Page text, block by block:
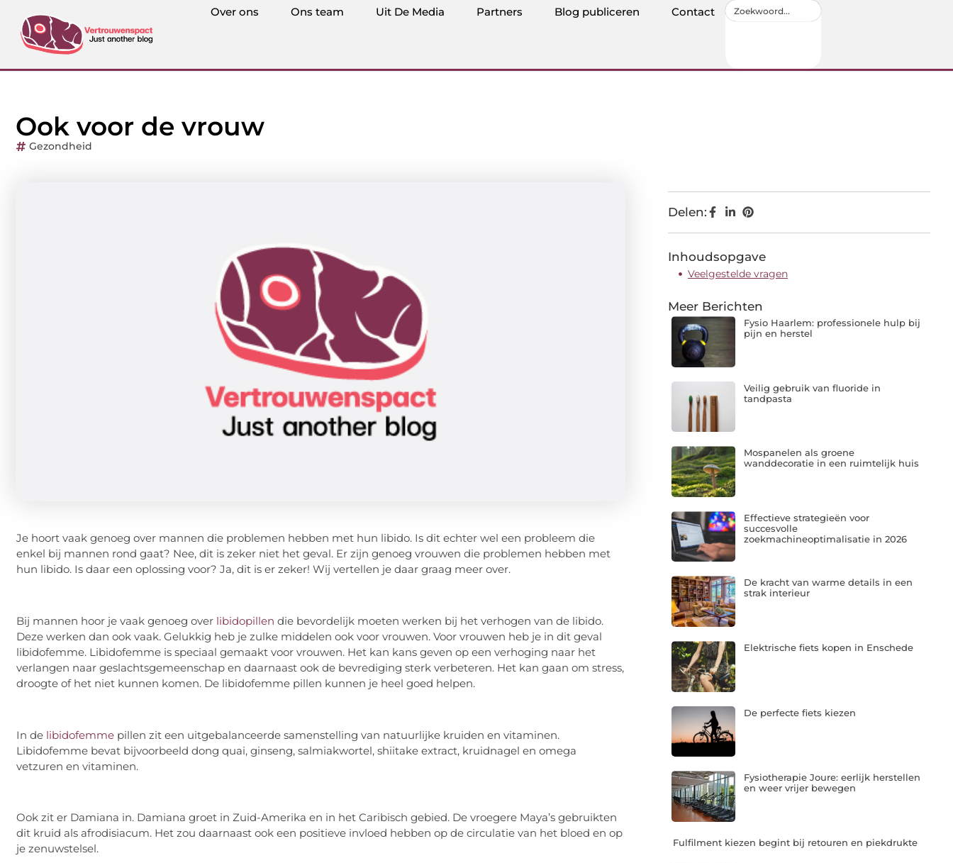
Over ons Ons team Uit De Media Partners Blog publiceren Contact
Ook voor de vrouw
Gezondheid
Je hoort vaak genoeg over mannen die problemen hebben met hun libido. Is dit echter wel een probleem die
enkel bij mannen rond gaat? Nee, dit is zeker niet het geval. Er zijn genoeg vrouwen die problemen hebben met
hun libido. Is daar een oplossing voor? Ja, dit is er zeker! Wij vertellen je daar graag meer over.
Bij mannen hoor je vaak genoeg over libidopillen die bevordelijk moeten werken bij het verhogen van de libido.
Deze werken dan ook vaak. Gelukkig heb je zulke middelen ook voor vrouwen. Voor vrouwen heb je in dit geval
libidofemme. Libidofemme is speciaal gemaakt voor vrouwen. Het kan kans geven op een verhoging naar het
verlangen naar geslachtsgemeenschap en daarnaast ook de bevrediging sterk verbeteren. Het kan gaan om stress,
droogte of het niet kunnen komen. De libidofemme pillen kunnen je heel goed helpen.
In de libidofemme pillen zit een uitgebalanceerde samenstelling van natuurlijke kruiden en vitaminen.
Libidofemme bevat bijvoorbeeld dong quai, ginseng, salmiakwortel, shiitake extract, kruidnagel en omega
vetzuren en vitaminen.
Ook zit er Damiana in. Damiana groet in Zuid-Amerika en in het Caribisch gebied. De vroegere Maya’s gebruikten
dit kruid als afrodisiacum. Het zou daarnaast ook een positieve invloed hebben op de circulatie van het bloed en op
je zenuwstelsel.
Delen:
Inhoudsopgave
Veelgestelde vragen
Meer Berichten
Fysio Haarlem: professionele hulp bij
pijn en herstel
Veilig gebruik van fluoride in
tandpasta
Mospanelen als groene
wanddecoratie in een ruimtelijk huis
Effectieve strategieën voor
succesvolle
zoekmachineoptimalisatie in 2026
De kracht van warme details in een
strak interieur
Elektrische fiets kopen in Enschede
De perfecte fiets kiezen
Fysiotherapie Joure: eerlijk herstellen
en weer vrijer bewegen
Fulfilment kiezen begint bij retouren en piekdrukte